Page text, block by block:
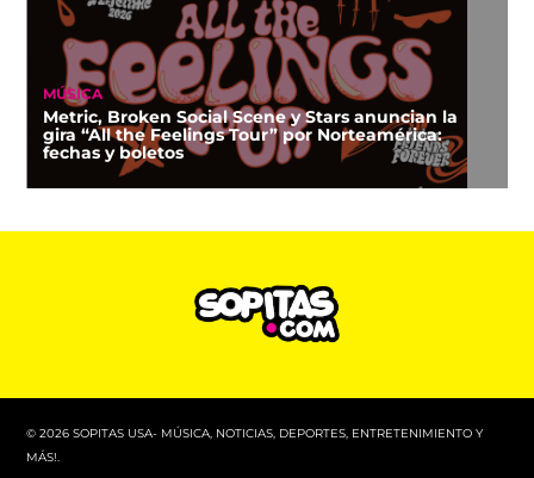
MÚSICA
Metric, Broken Social Scene y Stars anuncian la
gira “All the Feelings Tour” por Norteamérica:
fechas y boletos
© 2026 SOPITAS USA- MÚSICA, NOTICIAS, DEPORTES, ENTRETENIMIENTO Y
MÁS!.